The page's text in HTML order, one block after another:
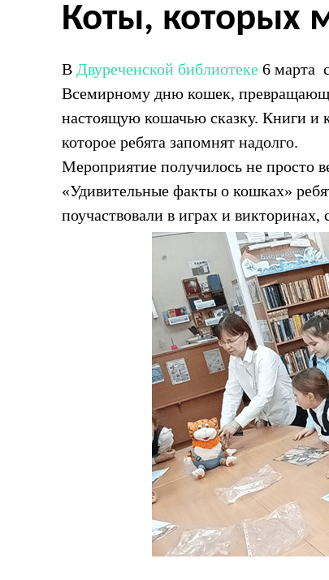
Коты,
В Двуреченской библиотеке 6 марта
Всемирному дню кошек,
настоящую кошачью сказку. Книги и
которое ребята запомнят надолго.
Мероприятие получилось не просто
«Удивительные факты о кошках»
поучаствовали в играх и